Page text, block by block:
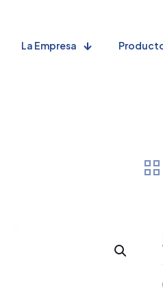
La Empresa